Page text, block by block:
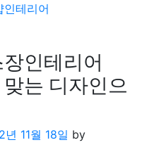
인테리어
인테리어
는 디자인으
년 11월 18일 by